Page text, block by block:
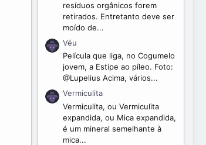
resíduos orgânicos forem
retirados. Entretanto deve ser
moído de...
Véu
Película que liga, no Cogumelo
jovem, a Estipe ao píleo. Foto:
@Lupelius Acima, vários...
Vermiculita
Vermiculita, ou Vermiculita
expandida, ou Mica expandida,
é um mineral semelhante à
mica...